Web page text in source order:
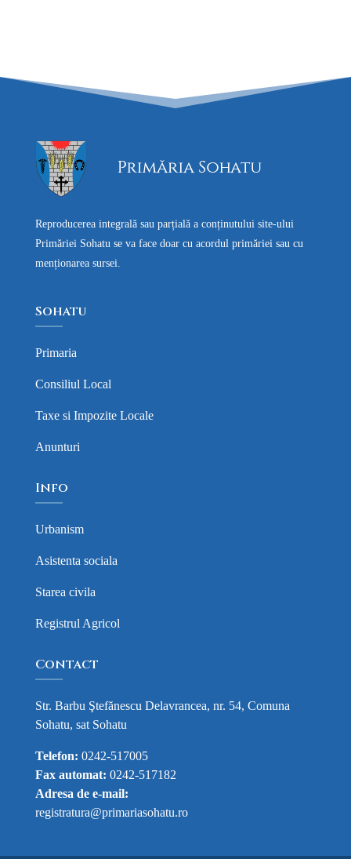
Reproducerea integrală sau parțială a conținutului site-ului
Primăriei Sohatu se va face doar cu acordul primăriei sau cu
menționarea sursei.
Sohatu
Primaria
Consiliul Local
Taxe si Impozite Locale
Anunturi
Info
Urbanism
Asistenta sociala
Starea civila
Registrul Agricol
Contact
Str. Barbu Ştefănescu Delavrancea, nr. 54, Comuna
Sohatu, sat Sohatu
Telefon: 0242-517005
Fax automat: 0242-517182
Adresa de e-mail:
registratura@primariasohatu.ro